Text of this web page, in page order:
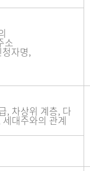
소
자명,
, 차상위 계층, 다
대주와의 관계